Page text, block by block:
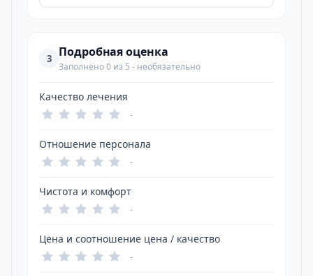
3 Подробная оценка
Заполнено 0 из 5 - необязательно
Качество лечения
-
Отношение персонала
-
Чистота и комфорт
-
Цена и соотношение цена / качество
-